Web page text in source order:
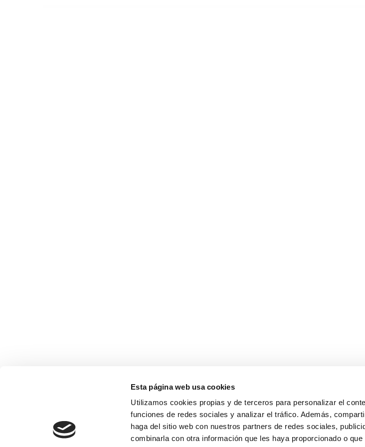
Esta página web usa cookies
Utilizamos cookies propias y de terceros para personalizar el
funciones de redes sociales y analizar el tráfico. Además,
haga del sitio web con nuestros partners de redes sociales,
combinarla con otra información que les haya proporcionado o